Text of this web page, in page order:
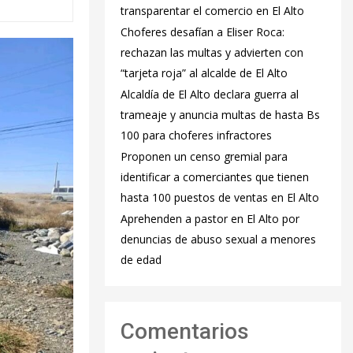
transparentar el comercio en El Alto
Choferes desafían a Eliser Roca:
rechazan las multas y advierten con
“tarjeta roja” al alcalde de El Alto
‎Alcaldía de El Alto declara guerra al
trameaje y anuncia multas de hasta Bs
100 para choferes infractores
Proponen un censo gremial para
identificar a comerciantes que tienen
hasta 100 puestos de ventas en El Alto
Aprehenden a pastor en El Alto por
denuncias de abuso sexual a menores
de edad
Comentarios